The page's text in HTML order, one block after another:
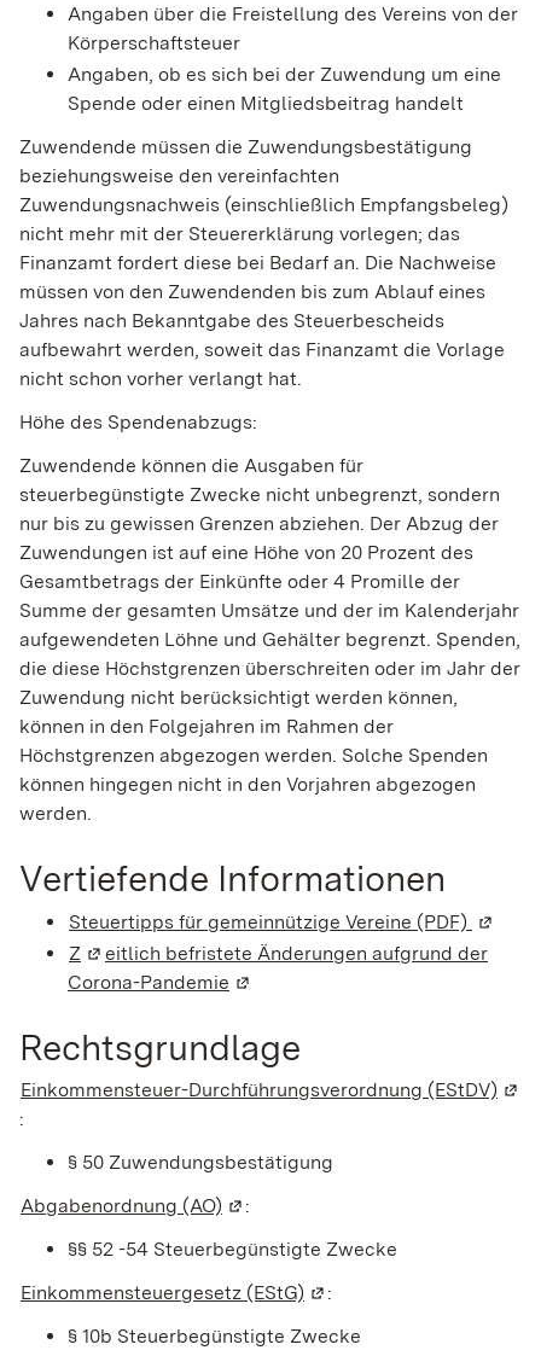
Angaben über die Freistellung des Vereins von der
Körperschaftsteuer
Angaben, ob es sich bei der Zuwendung um eine
Spende oder einen Mitgliedsbeitrag handelt
Zuwendende müssen die Zuwendungsbestätigung
beziehungsweise den vereinfachten
Zuwendungsnachweis (einschließlich Empfangsbeleg)
nicht mehr mit der Steuererklärung vorlegen; das
Finanzamt fordert diese bei Bedarf an. Die Nachweise
müssen von den Zuwendenden bis zum Ablauf eines
Jahres nach Bekanntgabe des Steuerbescheids
aufbewahrt werden, soweit das Finanzamt die Vorlage
nicht schon vorher verlangt hat.
Höhe des Spendenabzugs:
Zuwendende können die Ausgaben für
steuerbegünstigte Zwecke nicht unbegrenzt, sondern
nur bis zu gewissen Grenzen abziehen. Der Abzug der
Zuwendungen ist auf eine Höhe von 20 Prozent des
Gesamtbetrags der Einkünfte oder 4 Promille der
Summe der gesamten Umsätze und der im Kalenderjahr
aufgewendeten Löhne und Gehälter begrenzt. Spenden,
die diese Höchstgrenzen überschreiten oder im Jahr der
Zuwendung nicht berücksichtigt werden können,
können in den Folgejahren im Rahmen der
Höchstgrenzen abgezogen werden. Solche Spenden
können hingegen nicht in den Vorjahren abgezogen
werden.
Vertiefende Informationen
Steuertipps für gemeinnützige Vereine (PDF) (Wird
Z (Wird in einem neuen Fenster geöffnet)
eitlich befristete Änderungen aufgrund der
Corona-Pandemie (Wird in einem neuen Fenster
Rechtsgrundlage
Einkommensteuer-Durchführungsverordnung (EStDV)
:
§ 50 Zuwendungsbestätigung
Abgabenordnung (AO) (Wird in einem neuen Fenster
:
§§ 52 -54 Steuerbegünstigte Zwecke
Einkommensteuergesetz (EStG) (Wird in einem neuen
:
§ 10b Steuerbegünstigte Zwecke